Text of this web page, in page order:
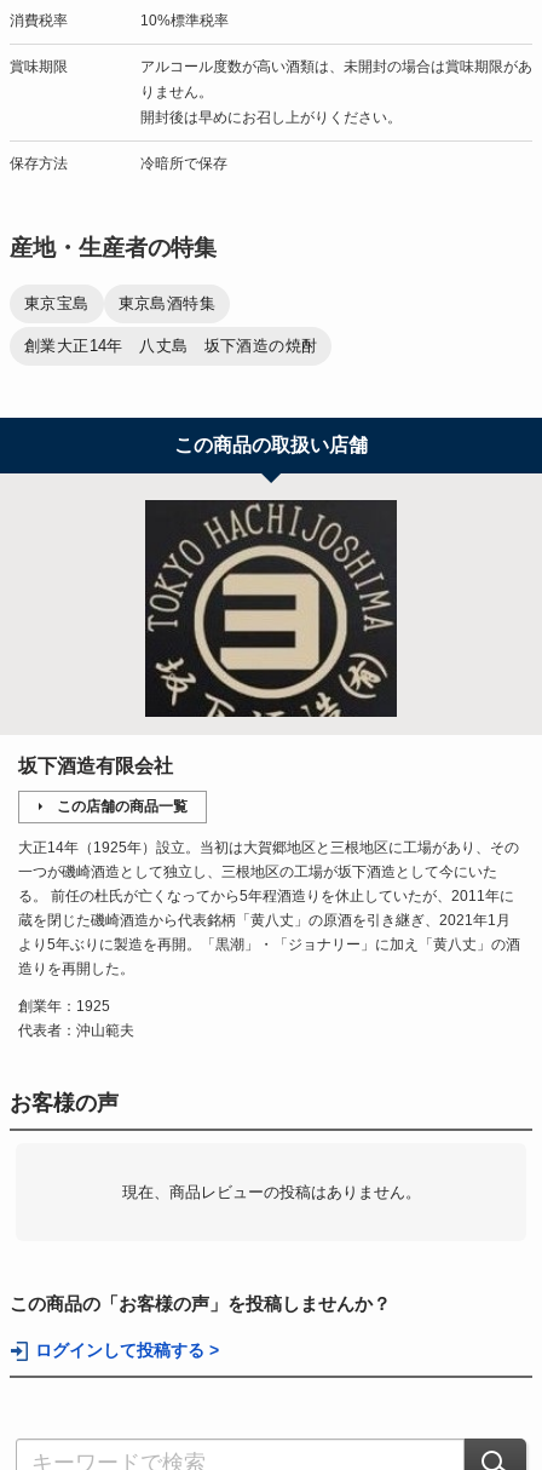
消費税率 10%標準税率
賞味期限
アルコール度数が高い酒類は、未開封の場合は賞味期限があ
りません。
開封後は早めにお召し上がりください。
保存方法 冷暗所で保存
産地・生産者の特集
東京宝島 東京島酒特集
創業大正14年 八丈島 坂下酒造の焼酎
この商品の取扱い店舗
坂下酒造有限会社
この店舗の商品一覧
大正14年（1925年）設立。当初は大賀郷地区と三根地区に工場があり、その
一つが磯崎酒造として独立し、三根地区の工場が坂下酒造として今にいた
る。 前任の杜氏が亡くなってから5年程酒造りを休止していたが、2011年に
蔵を閉じた磯崎酒造から代表銘柄「黄八丈」の原酒を引き継ぎ、2021年1月
より5年ぶりに製造を再開。「黒潮」・「ジョナリー」に加え「黄八丈」の酒
造りを再開した。
創業年：1925
代表者：沖山範夫
お客様の声
現在、商品レビューの投稿はありません。
この商品の「お客様の声」を投稿しませんか？
ログインして投稿する >